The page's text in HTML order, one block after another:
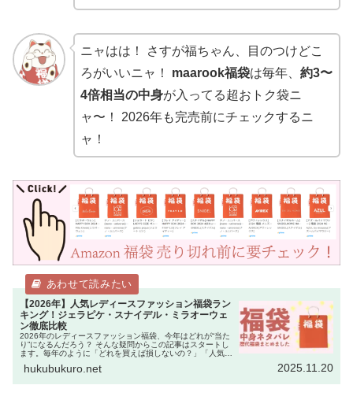
ニャはは！ さすが福ちゃん、目のつけどこ
ろがいいニャ！ maarook福袋は毎年、 約3〜
4倍相当の中身が入ってる超おトク袋ニ
ャ〜！ 2026年も完売前にチェックするニ
ャ！
【2026年】人気レディースファッション福袋ラン
キング！ジェラピケ・スナイデル・ミラオーウェ
ン徹底比較
2026年のレディースファッション福袋、今年はどれが“当た
り”になるんだろう？ そんな疑問からこの記事はスタートし
ます。毎年のように「どれを買えば損しないの？」「人気ブ
聞きます。 実際、…
hukubukuro.net 2025.11.20